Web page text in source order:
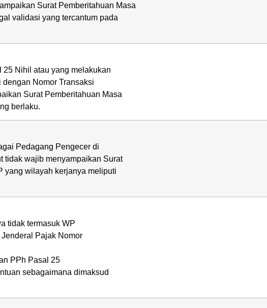
Surat Pemberitahuan Masa
validasi yang tercantum pada
Nihil atau yang melakukan
Nomor Transaksi
Surat Pemberitahuan Masa
berlaku.
Pedagang Pengecer di
tidak wajib menyampaikan Surat
yang wilayah kerjanya meliputi
tidak termasuk WP
Pajak Nomor
PPh Pasal 25
sebagaimana dimaksud